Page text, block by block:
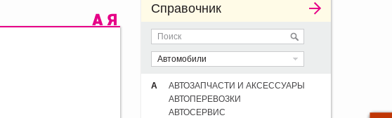
Справочник
Автомобили
А
АВТОЗАПЧАСТИ И АКСЕССУАРЫ
АВТОПЕРЕВОЗКИ
АВТОСЕРВИС